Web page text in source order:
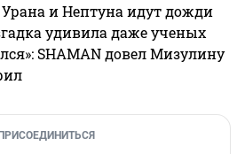
и Нептуна идут дожди
удивила даже ученых
SHAMAN довел Мизулину